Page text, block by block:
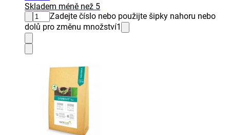
Skladem méně než 5
Zadejte číslo nebo použijte šipky nahoru nebo
dolů pro změnu množství1